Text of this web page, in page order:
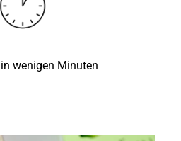
wenigen Minuten